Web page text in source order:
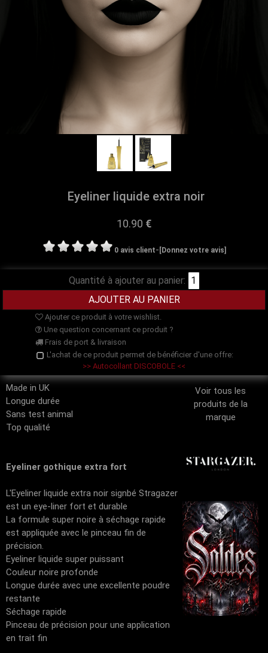
Eyeliner liquide extra noir
10.90 €
0 avis client- [Donnez votre avis]
Quantité à ajouter au panier:
Ajouter ce produit à votre wishlist.
Une question concernant ce produit ?
Frais de port & livraison
L'achat de ce produit permet de bénéficier d'une offre:
>> Autocollant DISCOBOLE <<
Voir tous les
produits de la
marque
Made in UK
Longue durée
Sans test animal
Top qualité
Eyeliner gothique extra fort
L'Eyeliner liquide extra noir signbé Stragazer
est un eye-liner fort et durable
La formule super noire à séchage rapide
est appliquée avec le pinceau fin de
précision.
Eyeliner liquide super puissant
Couleur noire profonde
Longue durée avec une excellente poudre
restante
Séchage rapide
Pinceau de précision pour une application
en trait fin